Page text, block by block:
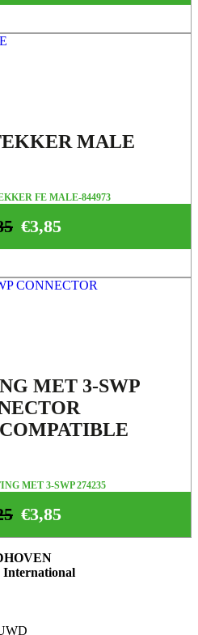
MALE
FE MALE-844973
€3,85
MET 3-SWP
MET 3-SWP 274235
€3,85
International